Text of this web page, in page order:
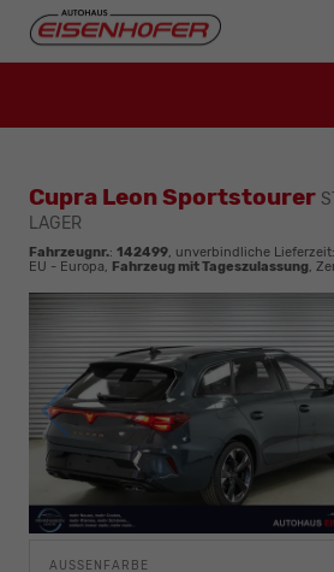
Cupra Leon Sportstourer
LAGER
Fahrzeugnr.: 142499, unverbindliche Lieferzeit:
EU - Europa, Fahrzeug mit Tageszulassung,
AUSSENFARBE